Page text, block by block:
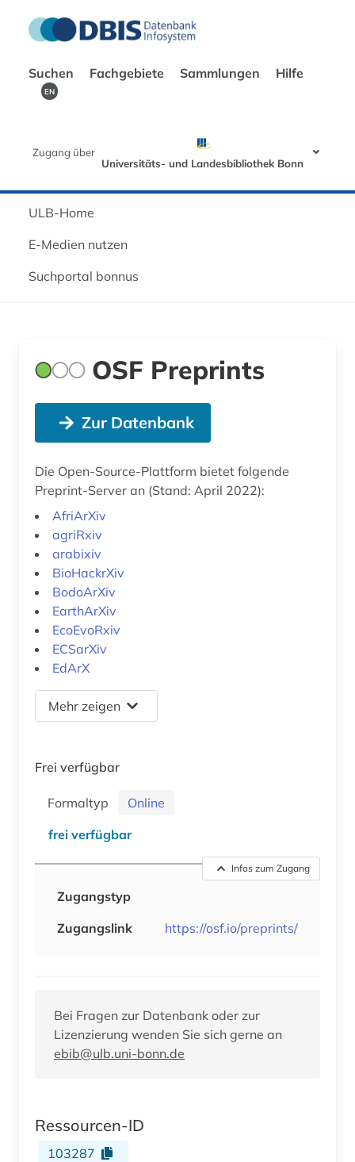
Suchen Fachgebiete Sammlungen Hilfe
EN
Zugang über
Universitäts- und Landesbibliothek Bonn
ULB-Home
E-Medien nutzen
Suchportal bonnus
OSF Preprints
Zur Datenbank
Die Open-Source-Plattform bietet folgende
Preprint-Server an (Stand: April 2022):
AfriArXiv
agriRxiv
arabixiv
BioHackrXiv
BodoArXiv
EarthArXiv
EcoEvoRxiv
ECSarXiv
EdArX
Mehr zeigen
Frei verfügbar
Formaltyp
Online
frei verfügbar
Infos zum Zugang
Zugangstyp
Zugangslink
https://osf.io/preprints/
Bei Fragen zur Datenbank oder zur
Lizenzierung wenden Sie sich gerne an
ebib@ulb.uni-bonn.de
Ressourcen-ID
103287